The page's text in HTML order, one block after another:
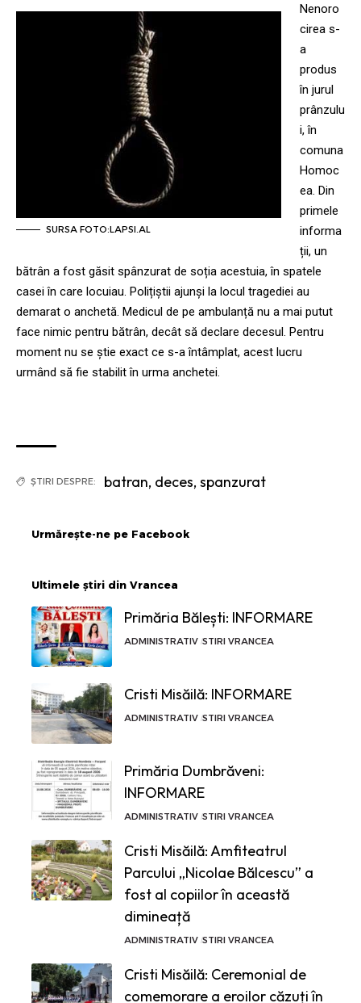
SURSA FOTO:LAPSI.AL
Nenoro
cirea s-
a
produs
în jurul
prânzulu
i, în
comuna
Homoc
ea. Din
primele
informa
ții, un
bătrân a fost găsit spânzurat de soția acestuia, în spatele
casei în care locuiau. Polițiștii ajunși la locul tragediei au
demarat o anchetă. Medicul de pe ambulanță nu a mai putut
face nimic pentru bătrân, decât să declare decesul. Pentru
moment nu se știe exact ce s-a întâmplat, acest lucru
urmând să fie stabilit în urma anchetei.
ȘTIRI DESPRE: batran, deces, spanzurat
Urmărește-ne pe Facebook
Ultimele știri din Vrancea
Primăria Bălești: INFORMARE
ADMINISTRATIV STIRI VRANCEA
Cristi Misăilă: INFORMARE
ADMINISTRATIV STIRI VRANCEA
Primăria Dumbrăveni:
INFORMARE
ADMINISTRATIV STIRI VRANCEA
Cristi Misăilă: Amfiteatrul
Parcului „Nicolae Bălcescu” a
fost al copiilor în această
dimineață
ADMINISTRATIV STIRI VRANCEA
Cristi Misăilă: Ceremonial de
comemorare a eroilor căzuți în